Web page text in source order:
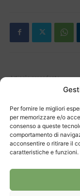
Per fornire le migliori
per memorizzare e/o
consenso a queste
comportamento di
acconsentire o ritirare il
caratteristiche e funzioni.
Articolo precedente
I 60 anni dell’Oratorio
ARTICOLI CORRELATI